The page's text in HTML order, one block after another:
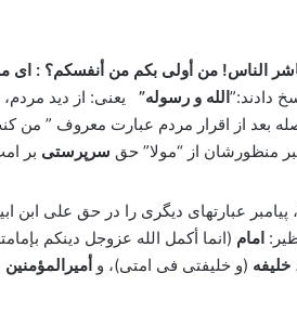
الناس! من أولی بکم من أنفسکم؟ : ای
دادند:”الله و رسوله”
یعنی: از دید
بعد از اقرار مردم عبارت معروف ” من
منظورشان از “مولا” حق سرپرستی بر
عبارتهای دیگری را در حق علی ابن
امام (انما أکمل الله عزوجل دینکم
خلیفه (و خلیفتی فی امتی)، و أمیرالمؤمنین